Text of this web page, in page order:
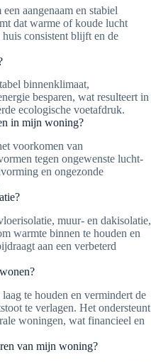
aangenaam en stabiel
dat warme of koude lucht
consistent blijft en de
binnenklimaat,
besparen, wat resulteert in
ecologische voetafdruk.
in mijn woning?
voorkomen van
tegen ongewenste lucht-
en ongezonde
muur- en dakisolatie,
warmte binnen te houden en
aan een verbeterd
te houden en vermindert de
te verlagen. Het ondersteunt
woningen, wat financieel en
van mijn woning?